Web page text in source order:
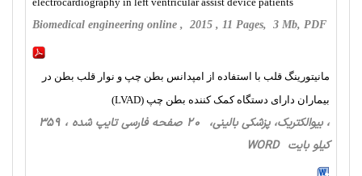
Biomedical engineering online , 2015 , 11 Pages, 3 Mb, PDF
مانیتورینگ قلب با استفاده از امپدانس بطن چپ و نوار قلب بطن در
بیماران دارای دستگاه کمک کننده بطن چپ (LVAD)
، بیوالکتریک، پزشکی بالینی، 20 صفحه فارسی تایپ شده ، 359
کیلو بایت WORD